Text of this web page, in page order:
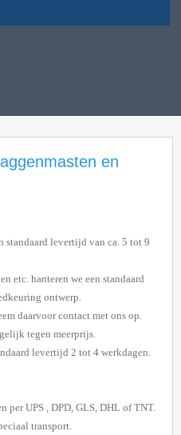
en
standaard levertijd van ca. 5 tot 9
etc. hanteren we een standaard
ontwerp.
daarvoor contact met ons op.
tegen meerprijs.
levertijd 2 tot 4 werkdagen.
per UPS , DPD, GLS, DHL of TNT.
transport.